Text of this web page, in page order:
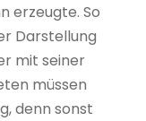
erzeugte. So
Darstellung
mit seiner
müssen
denn sonst